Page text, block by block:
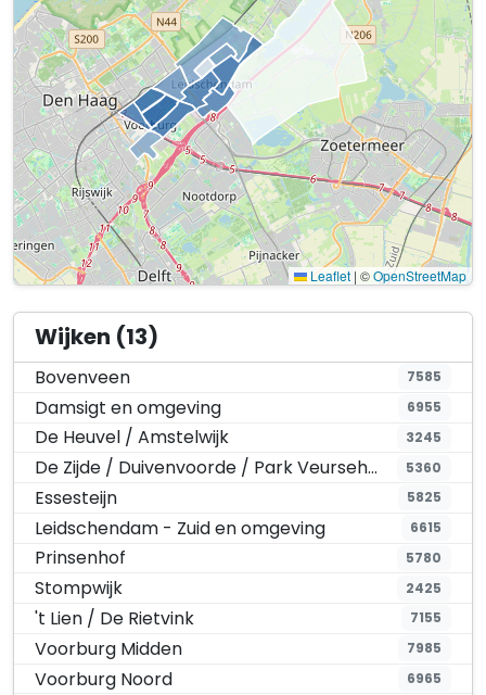
Leaflet | ©OpenStreetMap
Wijken (13)
Bovenveen 7585
Damsigt en omgeving 6955
De Heuvel / Amstelwijk 3245
De Zijde / Duivenvoorde / Park Veursehout 5360
Essesteijn 5825
Leidschendam - Zuid en omgeving 6615
Prinsenhof 5780
Stompwijk 2425
't Lien / De Rietvink 7155
Voorburg Midden 7985
Voorburg Noord 6965